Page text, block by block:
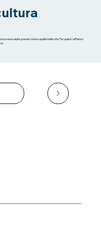
salute, prevenzione e qualità della vita. Per questo affianco